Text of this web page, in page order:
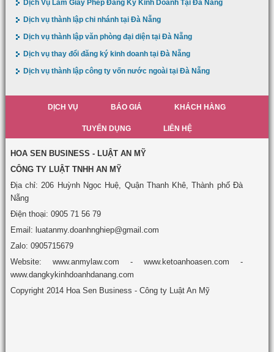
Dịch Vụ Làm Giấy Phép Đăng Ký Kinh Doanh Tại Đà Nẵng
Dịch vụ thành lập chi nhánh tại Đà Nẵng
Dịch vụ thành lập văn phòng đại diện tại Đà Nẵng
Dịch vụ thay đổi đăng ký kinh doanh tại Đà Nẵng
Dịch vụ thành lập công ty vốn nước ngoài tại Đà Nẵng
DỊCH VỤ BÁO GIÁ KHÁCH HÀNG
TUYỂN DỤNG LIÊN HỆ
HOA SEN BUSINESS - LUẬT AN MỸ
CÔNG TY LUẬT TNHH AN MỸ
Địa chỉ: 206 Huỳnh Ngọc Huệ, Quận Thanh Khê, Thành phố Đà
Nẵng
Điện thoại: 0905 71 56 79
Email: luatanmy.doanhnghiep@gmail.com
Zalo: 0905715679
Website: www.anmylaw.com - www.ketoanhoasen.com -
www.dangkykinhdoanhdanang.com
Copyright 2014 Hoa Sen Business - Công ty Luật An Mỹ